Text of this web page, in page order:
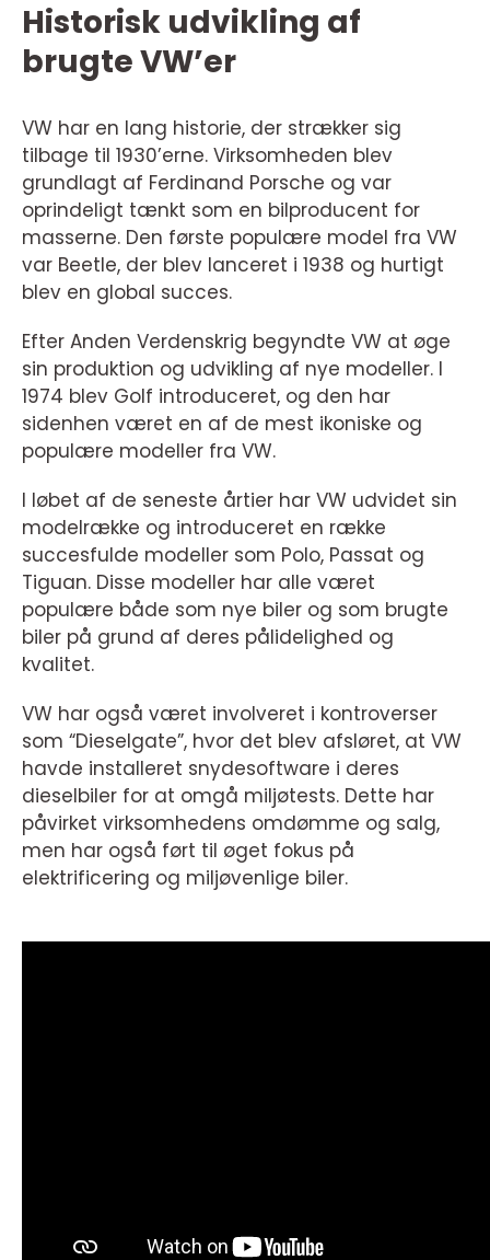
Historisk udvikling af
brugte VW’er
VW har en lang historie, der strækker sig
tilbage til 1930’erne. Virksomheden blev
grundlagt af Ferdinand Porsche og var
oprindeligt tænkt som en bilproducent for
masserne. Den første populære model fra VW
var Beetle, der blev lanceret i 1938 og hurtigt
blev en global succes.
Efter Anden Verdenskrig begyndte VW at øge
sin produktion og udvikling af nye modeller. I
1974 blev Golf introduceret, og den har
sidenhen været en af de mest ikoniske og
populære modeller fra VW.
I løbet af de seneste årtier har VW udvidet sin
modelrække og introduceret en række
succesfulde modeller som Polo, Passat og
Tiguan. Disse modeller har alle været
populære både som nye biler og som brugte
biler på grund af deres pålidelighed og
kvalitet.
VW har også været involveret i kontroverser
som “Dieselgate”, hvor det blev afsløret, at VW
havde installeret snydesoftware i deres
dieselbiler for at omgå miljøtests. Dette har
påvirket virksomhedens omdømme og salg,
men har også ført til øget fokus på
elektrificering og miljøvenlige biler.